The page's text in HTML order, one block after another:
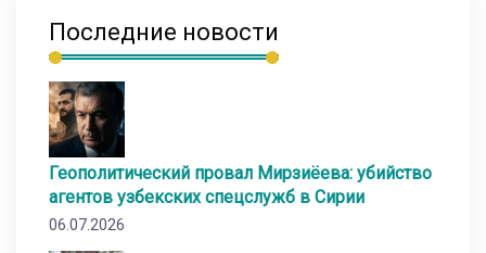
Последние новости
Геополитический провал Мирзиёева: убийство
агентов узбекских спецслужб в Сирии
06.07.2026